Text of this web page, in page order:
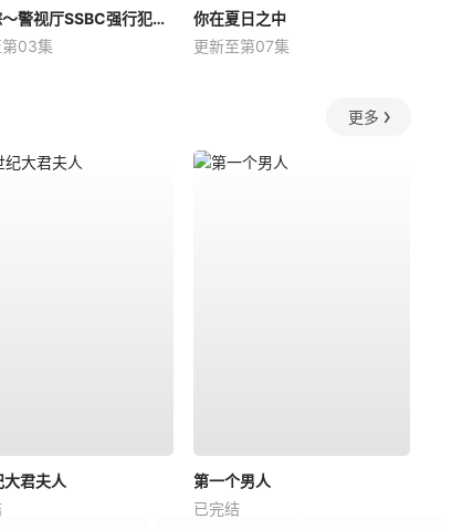
大追踪〜警视厅SSBC强行犯系〜第二季
03集
你在夏日之中
更新至第07集
更多
大君夫人
第一个男人
已完结